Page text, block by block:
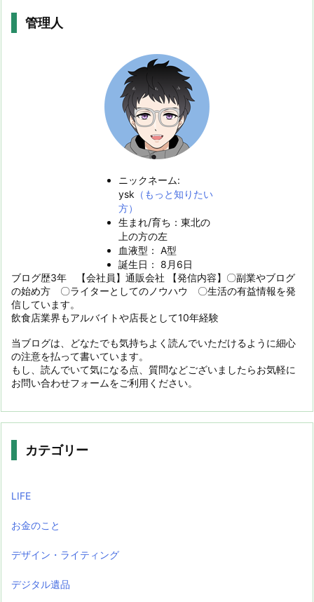
管理人
ニックネーム:
ysk （もっと知りたい
方）
生まれ/育ち：東北の
上の方の左
血液型： A型
誕生日： 8月6日
ブログ歴3年 【会社員】通販会社 【発信内容】〇副業やブログ
の始め方 〇ライターとしてのノウハウ 〇生活の有益情報を発
信しています。
飲食店業界もアルバイトや店長として10年経験
当ブログは、どなたでも気持ちよく読んでいただけるように細心
の注意を払って書いています。
もし、読んでいて気になる点、質問などございましたらお気軽に
お問い合わせフォームをご利用ください。
カテゴリー
LIFE
お金のこと
デザイン・ライティング
デジタル遺品